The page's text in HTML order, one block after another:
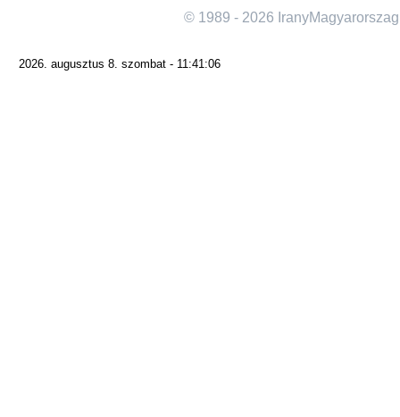
© 1989 - 2026
2026. augusztus 8. szombat - 11:41:06